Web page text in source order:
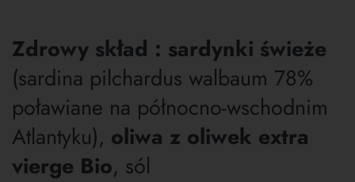
Zdrowy skład : sardynki świeże
(sardina pilchardus walbaum 78%
poławiane na północno-wschodnim
Atlantyku), oliwa z oliwek extra
vierge Bio, sól